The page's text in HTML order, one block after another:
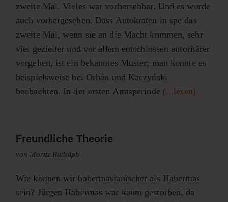
zweite Mal. Vieles war vorhersehbar. Und es wurde
auch vorhergesehen. Dass Autokraten in spe das
zweite Mal, wenn sie an die Macht kommen, sehr
viel gezielter und vor allem entschlossen autoritärer
vorgehen, ist ein bekanntes Muster; man konnte es
beispielsweise bei Orbán und Kaczyński
beobachten. In der ersten Amtsperiode (...lesen)
Freundliche Theorie
von Moritz Rudolph
Wie können wir habermasianischer als Habermas
sein? Jürgen Habermas war kaum gestorben, da